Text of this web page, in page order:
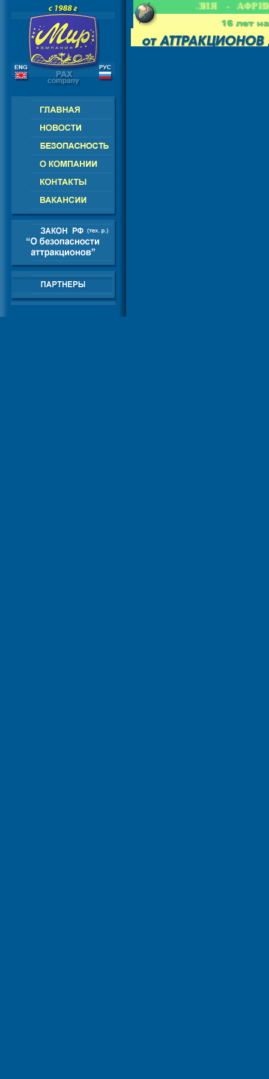
СНГ - ЕВРОПА - АМЕРИКА - АЗИЯ -